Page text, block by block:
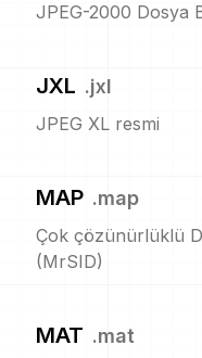
JPEG-2000 Dosya
JXL .jxl
JPEG XL resmi
MAP .map
Çok çözünürlüklü
(MrSID)
MAT .mat